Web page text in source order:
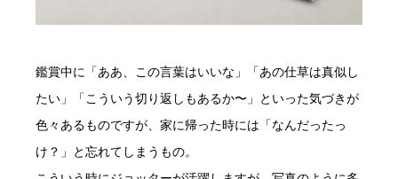
鑑賞中に「ああ、この言葉はいいな」「あの仕草は真似し
たい」「こういう切り返しもあるか〜」といった気づきが
色々あるものですが、家に帰った時には「なんだったっ
け？」と忘れてしまうもの。